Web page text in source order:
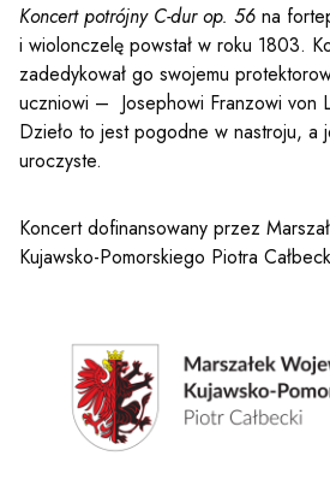
Koncert potrójny C-dur op. 56 na
i wiolonczelę powstał w roku 1803.
zadedykował go swojemu
uczniowi – Josephowi Franzowi von
Dzieło to jest pogodne w nastroju, a
uroczyste.
Koncert dofinansowany przez
Kujawsko-Pomorskiego Piotra